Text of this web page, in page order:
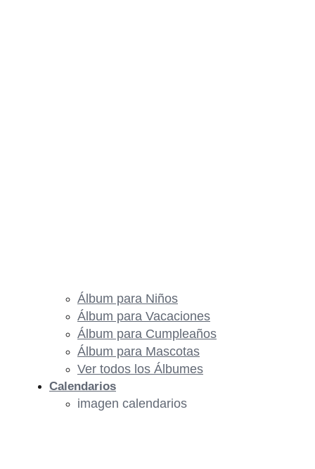
Álbum para Niños
Álbum para Vacaciones
Álbum para Cumpleaños
Álbum para Mascotas
Ver todos los Álbumes
Calendarios
imagen calendarios